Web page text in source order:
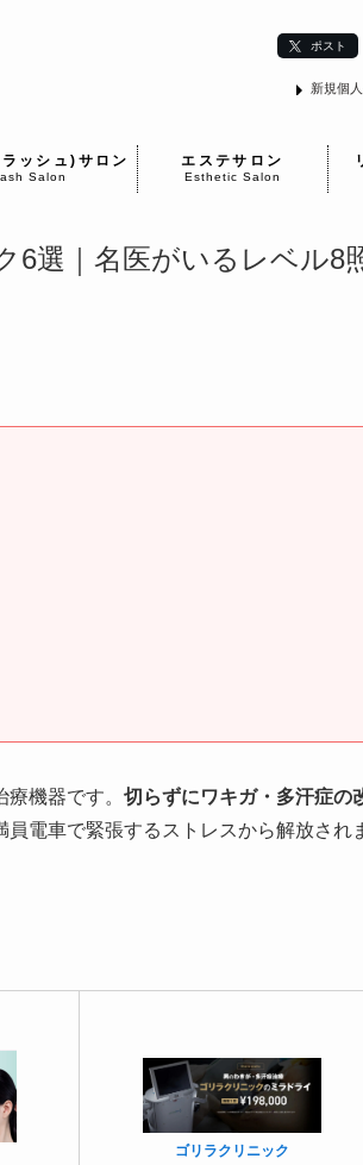
ポスト
新規個
ッシュ)サロン
Salon
エステサロン
Esthetic Salon
6選｜名医がいるレベル8
機器です。 切らずにワキガ・多汗症の
員電車で緊張するストレスから解放され
ゴリラクリニック